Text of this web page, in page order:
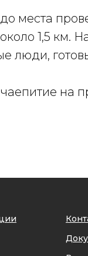
места
1,5 км.
люди,
на